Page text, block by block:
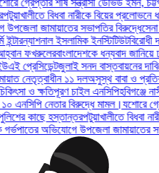
শীর্ষ সন্ত্রাসী ডেভিড ইমন, চট্টগ্রাম
বিধবা নারীকে বিয়ের প্রলোভনে ধর্ষণ
জামায়াতের সভাপতির বিরুদ্ধেসেনা
ইসলামিক ইনস্টিটিউটবিরোধী দলের
ফখরুলেরবাংলাদেশকে ধন্যবাদ জানিয়ে
জুলাই সনদ বাস্তবায়নের দাবিতে ৫
১১ দল অসুস্থ বাবা ও প্রতিবন্ধী
ক্ষতিপূরণ চাইল এনসিপিহবিগঞ্জে
নেতার বিরুদ্ধে মামল।যশোরে গ্রেপ্তার
কাছে হস্তান্তরপটুয়াখালীতে বিধবা নারীকে
অভিযোগে উপজেলা জামায়াতের